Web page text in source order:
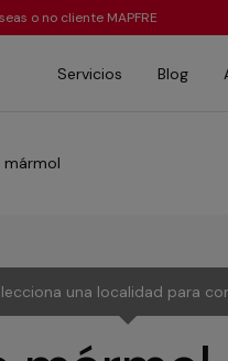
o no cliente MAPFRE
Servicios Blog
mármol
una localidad para